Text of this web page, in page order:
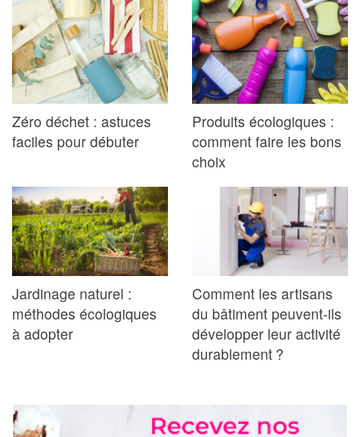
Zéro déchet : astuces
faciles pour débuter
Produits écologiques :
comment faire les bons
choix
Jardinage naturel :
méthodes écologiques
à adopter
Comment les artisans
du bâtiment peuvent-ils
développer leur activité
durablement ?